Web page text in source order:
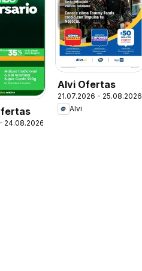
24.08.2026
Alvi Ofertas
21.07.2026 - 25.08.2026
Alvi